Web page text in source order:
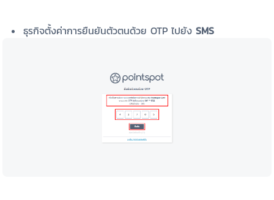
ธุรกิจตั้งค่าการยืนยันตัวตนด้วย OTP ไปยังSMS